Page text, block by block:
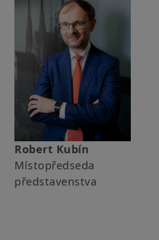
Robert Kubín
Místopředseda
představenstva